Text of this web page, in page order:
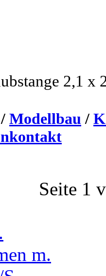
2,1 x
/ Modellbau /
Seite 1